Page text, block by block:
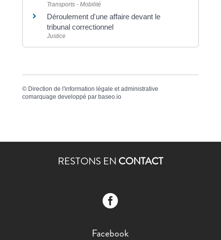
Transports - Mobilité
Déroulement d'une affaire devant le
tribunal correctionnel
Justice
© Direction de l'information légale et administrative
comarquage developpé par baseo.io
RESTONS EN CONTACT

Facebook